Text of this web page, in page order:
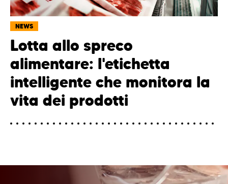
NEWS
Lotta allo spreco
alimentare: l'etichetta
intelligente che monitora la
vita dei prodotti